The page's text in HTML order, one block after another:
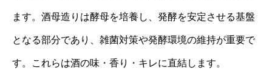
ます。酒母造りは酵母を培養し、発酵を安定させる基盤
となる部分であり、雑菌対策や発酵環境の維持が重要で
す。これらは酒の味・香り・キレに直結します。